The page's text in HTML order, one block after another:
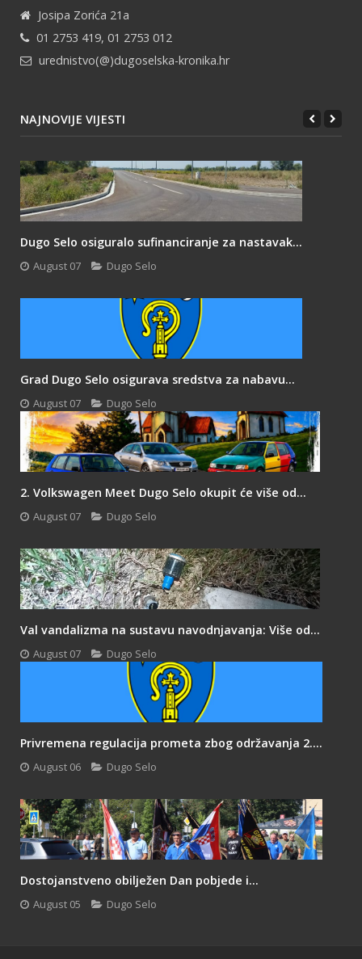
Josipa Zorića 21a
01 2753 419, 01 2753 012
urednistvo(@)dugoselska-kronika.hr
NAJNOVIJE VIJESTI
Dugo Selo osiguralo sufinanciranje za nastavak...
August 07 Dugo Selo
Grad Dugo Selo osigurava sredstva za nabavu...
August 07 Dugo Selo
2. Volkswagen Meet Dugo Selo okupit će više od...
August 07 Dugo Selo
Val vandalizma na sustavu navodnjavanja: Više od...
August 07 Dugo Selo
Privremena regulacija prometa zbog održavanja 2....
August 06 Dugo Selo
Dostojanstveno obilježen Dan pobjede i...
August 05 Dugo Selo